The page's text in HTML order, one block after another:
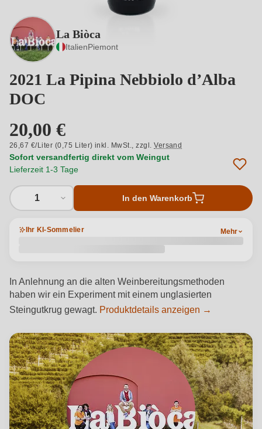
La Biòca
ItalienPiemont
2021 La Pipina Nebbiolo d’Alba
DOC
20,00 €
26,67 €/Liter (0,75 Liter) inkl. MwSt.,zzgl.Versand
Sofort versandfertig direkt vom Weingut
Lieferzeit 1-3 Tage
1 In den Warenkorb
Ihr KI-Sommelier Mehr
In Anlehnung an die alten Weinbereitungsmethoden
haben wir ein Experiment mit einem unglasierten
Steingutkrug gewagt. Produktdetails anzeigen →